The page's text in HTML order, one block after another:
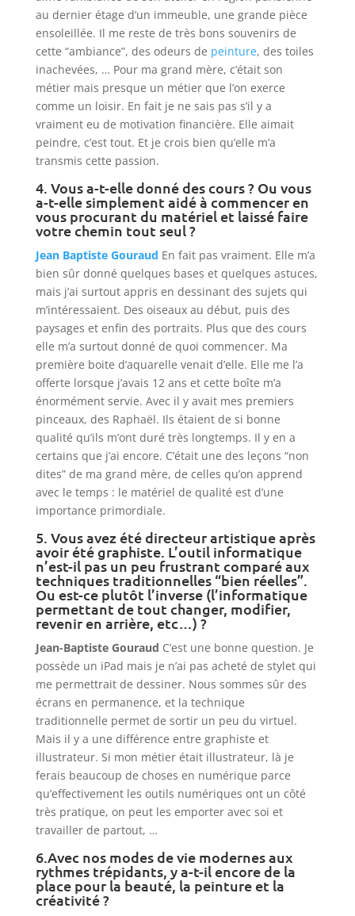
au dernier étage d’un immeuble, une grande pièce
ensoleillée. Il me reste de très bons souvenirs de
cette “ambiance”, des odeurs de peinture, des toiles
inachevées, … Pour ma grand mère, c’était son
métier mais presque un métier que l’on exerce
comme un loisir. En fait je ne sais pas s’il y a
vraiment eu de motivation financière. Elle aimait
peindre, c’est tout. Et je crois bien qu’elle m’a
transmis cette passion.
4. Vous a-t-elle donné des cours ? Ou vous
a-t-elle simplement aidé à commencer en
vous procurant du matériel et laissé faire
votre chemin tout seul ?
Jean Baptiste Gouraud En fait pas vraiment. Elle m’a
bien sûr donné quelques bases et quelques astuces,
mais j’ai surtout appris en dessinant des sujets qui
m’intéressaient. Des oiseaux au début, puis des
paysages et enfin des portraits. Plus que des cours
elle m’a surtout donné de quoi commencer. Ma
première boite d’aquarelle venait d’elle. Elle me l’a
offerte lorsque j’avais 12 ans et cette boîte m’a
énormément servie. Avec il y avait mes premiers
pinceaux, des Raphaël. Ils étaient de si bonne
qualité qu’ils m’ont duré très longtemps. Il y en a
certains que j’ai encore. C’était une des leçons “non
dites” de ma grand mère, de celles qu’on apprend
avec le temps : le matériel de qualité est d’une
importance primordiale.
5. Vous avez été directeur artistique après
avoir été graphiste. L’outil informatique
n’est-il pas un peu frustrant comparé aux
techniques traditionnelles “bien réelles”.
Ou est-ce plutôt l’inverse (l’informatique
permettant de tout changer, modifier,
revenir en arrière, etc…) ?
Jean-Baptiste Gouraud C’est une bonne question. Je
possède un iPad mais je n’ai pas acheté de stylet qui
me permettrait de dessiner. Nous sommes sûr des
écrans en permanence, et la technique
traditionnelle permet de sortir un peu du virtuel.
Mais il y a une différence entre graphiste et
illustrateur. Si mon métier était illustrateur, là je
ferais beaucoup de choses en numérique parce
qu’effectivement les outils numériques ont un côté
très pratique, on peut les emporter avec soi et
travailler de partout, …
6.Avec nos modes de vie modernes aux
rythmes trépidants, y a-t-il encore de la
place pour la beauté, la peinture et la
créativité ?